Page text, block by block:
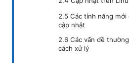
2.5 Các tính năng
cập nhật
2.6 Các vấn đề
cách xử lý